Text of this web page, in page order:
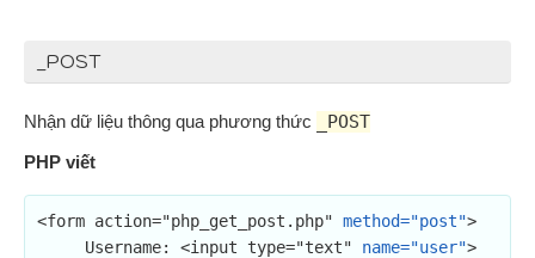
_POST
Nhận dữ liệu thông qua phương thức _POST
PHP viết
<form action="php_get_post.php" method="post">
     Username: <input type="text"
name="user">